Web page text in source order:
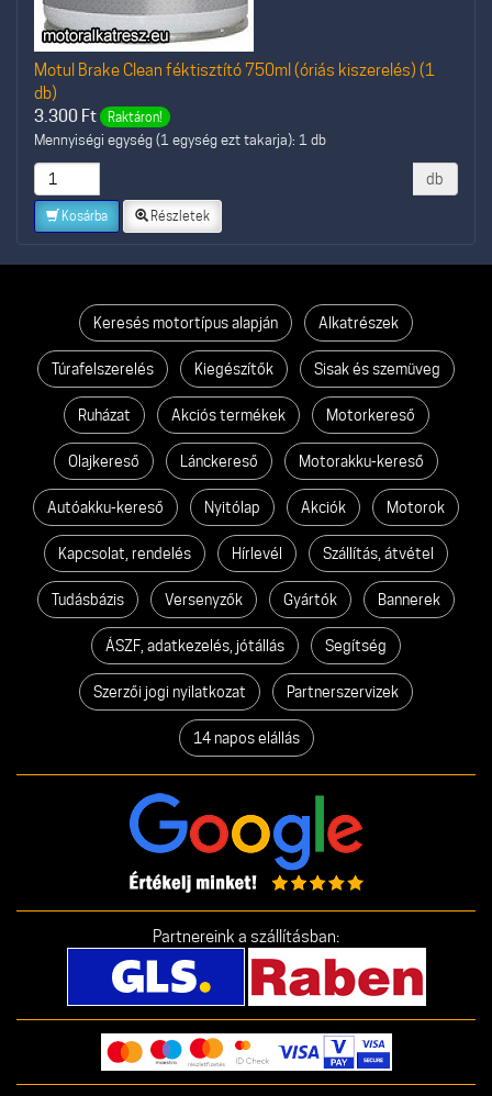
Motul Brake Clean féktisztító 750ml (óriás kiszerelés) (1
db)
3.300 Ft Raktáron!
Mennyiségi egység (1 egység ezt takarja): 1 db
db
Kosárba Részletek
Keresés motortípus alapján Alkatrészek
Túrafelszerelés Kiegészítők Sisak és szemüveg
Ruházat Akciós termékek Motorkereső
Olajkereső Lánckereső Motorakku-kereső
Autóakku-kereső Nyitólap Akciók Motorok
Kapcsolat, rendelés Hírlevél Szállítás, átvétel
Tudásbázis Versenyzők Gyártók Bannerek
ÁSZF, adatkezelés, jótállás Segítség
Szerzői jogi nyilatkozat Partnerszervizek
14 napos elállás
Partnereink a szállításban: